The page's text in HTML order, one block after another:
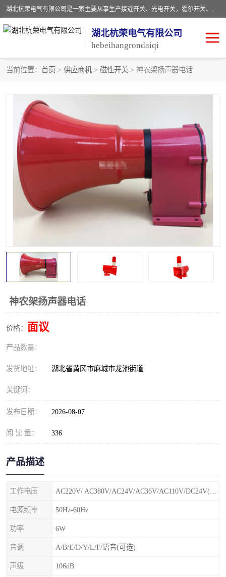
湖北杭荣电气有限公司是一家主要从事生产接近开关、光电开关，霍尔开关、两级跑偏开关、双向拉绳开关、速度监测器、皮带打滑开关、阻旋式料位开关、皮带纵向撕裂开关、溜槽堵塞开关、声光报警器、矿用磁性井筒开关等，主营行业：电气设备、仪器仪表制造, 高低压电器，成套电气设备，矿用防爆机电设备，皮带机综合保护系统，防爆电器，传感器，工矿配件，电器配件，自动化工业机器人的研发，制造，加工销售。
湖北杭荣电气有限公司
hebeihangrondaiqi
当前位置： 首页 > 供应商机 > 磁性开关 > 神农架扬声器电话
神农架扬声器电话
价格： 面议
产品数量：
发货地址： 湖北省黄冈市麻城市龙池街道
关键词：
发布日期： 2026-08-07
阅 读 量： 336
产品描述
工作电压
电源频率 50Hz-60Hz
功率 6W
音调 A/B/E/D/Y/L/F/语音(可选)
声级 106dB
音叉开关
射频导纳 声光报警器
扬声器 滑线指示灯
接近开关 光电开关
磁性开关 拉绳开关
撕裂开关
限位开关 速度检测器
速度传感器